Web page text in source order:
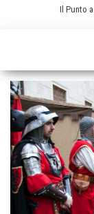
Il Punto